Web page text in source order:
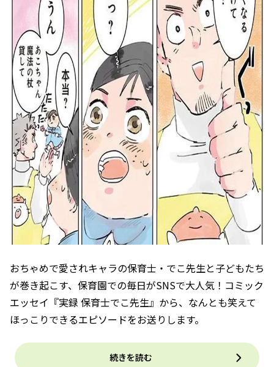
おちゃめで愛されキャラの保育士・でこ先生と子どもたち
が巻き起こす、保育園での毎日がSNSで大人気！コミック
エッセイ『実録 保育士でこ先生』から、なんとも笑えて
ほっこりできるエピソードをお送りします。
続きを読む